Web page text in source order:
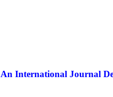
An International Journal